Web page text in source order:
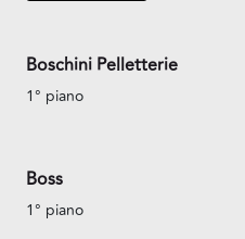
Boschini Pelletterie
1° piano
Boss
1° piano